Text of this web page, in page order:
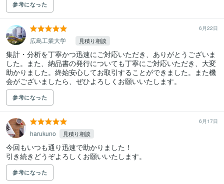
参考になった
6月22日
広島工業大学 見積り相談
集計・分析を丁寧かつ迅速にご対応いただき、ありがとうございま
した。また、納品書の発行についても丁寧にご対応いただき、大変
助かりました。終始安心してお取引することができました。また機
会がございましたら、ぜひよろしくお願いいたします。
参考になった
6月17日
harukuno 見積り相談
今回もいつも通り迅速で助かりました！
引き続きどうぞよろしくお願いいたします。
参考になった